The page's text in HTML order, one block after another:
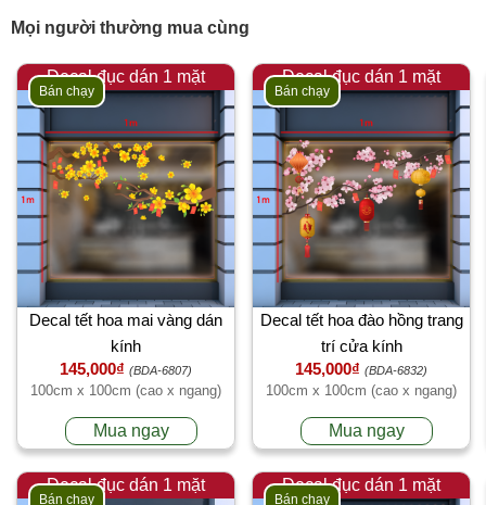
Mọi người thường mua cùng
Decal đục dán 1 mặt
Bán chạy
Decal tết hoa mai vàng dán
kính
145,000₫ (BDA-6807)
100cm x 100cm (cao x ngang)
Mua ngay
Decal đục dán 1 mặt
Bán chạy
Decal tết hoa đào hồng trang
trí cửa kính
145,000₫ (BDA-6832)
100cm x 100cm (cao x ngang)
Mua ngay
Decal đục dán 1 mặt
Bán chạy
Decal đục dán 1 mặt
Bán chạy